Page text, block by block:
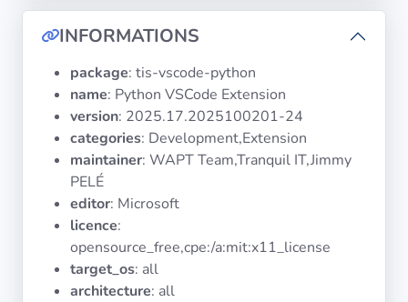
Systèmes
Catégories
Documentation
INFORMATIONS
package: tis-vscode-python
name: Python VSCode Extension
version: 2025.17.2025100201-24
categories: Development,Extension
maintainer: WAPT Team,Tranquil IT,Jimmy
PELÉ
editor: Microsoft
licence:
opensource_free,cpe:/a:mit:x11_license
target_os: all
architecture: all